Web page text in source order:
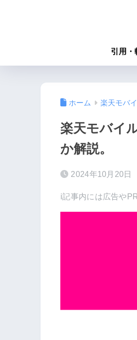
引用・
ホーム 楽天モバ
楽天モバイ
か解説。
2024年10月20日
ℹ︎記事内には広告や